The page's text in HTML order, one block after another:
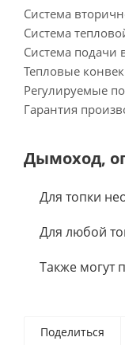
Система
Система
Система подачи
Тепловые
Регулируемые
Гарантия
Дымоход,
Для топки
Для любой
Также могут
Поделиться